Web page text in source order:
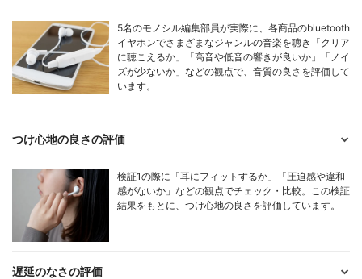
5名のモノシル編集部員が実際に、各商品のbluetooth
イヤホンでさまざまなジャンルの音楽を聴き「クリア
に聴こえるか」「高音や低音の響きが良いか」「ノイ
ズが少ないか」などの観点で、音質の良さを評価して
います。
つけ心地の良さの評価
検証1の際に「耳にフィットするか」「圧迫感や違和
感がないか」などの観点でチェック・比較。この検証
結果をもとに、つけ心地の良さを評価しています。
遅延のなさの評価